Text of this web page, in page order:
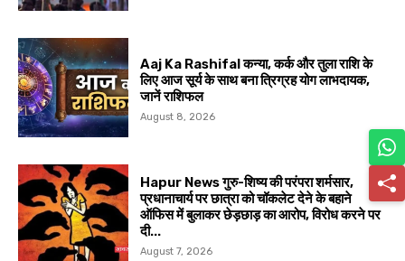
Aaj Ka Rashifal कन्या, कर्क और तुला राशि के
लिए आज सूर्य के साथ बना त्रिग्रह योग लाभदायक,
जानें राशिफल
August 8, 2026
Hapur News गुरु-शिष्य की परंपरा शर्मसार,
प्रधानाचार्य पर छात्रा को चॉकलेट देने के बहाने
ऑफिस में बुलाकर छेड़छाड़ का आरोप, विरोध करने पर
दी...
August 7, 2026